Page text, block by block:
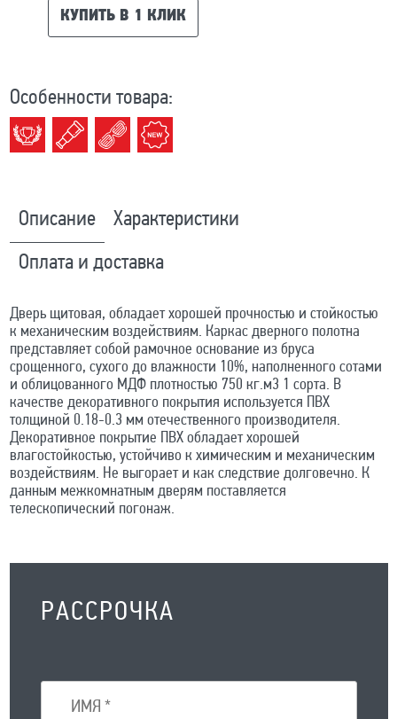
КУПИТЬ В 1 КЛИК
Особенности товара:
Описание Характеристики
Оплата и доставка
Дверь щитовая, обладает хорошей прочностью и стойкостью
к механическим воздействиям. Каркас дверного полотна
представляет собой рамочное основание из бруса
срощенного, сухого до влажности 10%, наполненного сотами
и облицованного МДФ плотностью 750 кг.м3 1 сорта. В
качестве декоративного покрытия используется ПВХ
толщиной 0.18-0.3 мм отечественного производителя.
Декоративное покрытие ПВХ обладает хорошей
влагостойкостью, устойчиво к химическим и механическим
воздействиям. Не выгорает и как следствие долговечно. К
данным межкомнатным дверям поставляется
телескопический погонаж.
РАССРОЧКА